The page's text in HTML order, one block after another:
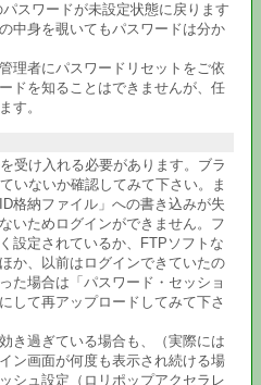
スワードが未設定状態に戻ります
中身を覗いてもパスワードは分か
理者にパスワードリセットをご依
ドを知ることはできませんが、任
す。
受け入れる必要があります。ブラ
いないか確認してみて下さい。ま
格納ファイル」への書き込みが失
いためログインができません。フ
設定されているか、FTPソフトな
か、以前はログインできていたの
た場合は「パスワード・セッショ
して再アップロードしてみて下さ
き過ぎている場合も、（実際には
ン画面が何度も表示され続ける場
シュ設定（ロリポップアクセラレ